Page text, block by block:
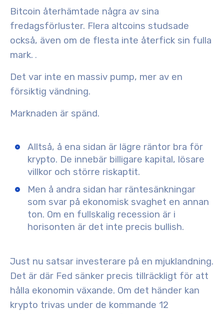
Bitcoin återhämtade några av sina
fredagsförluster. Flera altcoins studsade
också, även om de flesta inte återfick sin fulla
mark. .
Det var inte en massiv pump, mer av en
försiktig vändning.
Marknaden är spänd.
Alltså, å ena sidan är lägre räntor bra för
krypto. De innebär billigare kapital, lösare
villkor och större riskaptit.
Men å andra sidan har räntesänkningar
som svar på ekonomisk svaghet en annan
ton. Om en fullskalig recession är i
horisonten är det inte precis bullish.
Just nu satsar investerare på en mjuklandning.
Det är där Fed sänker precis tillräckligt för att
hålla ekonomin växande. Om det händer kan
krypto trivas under de kommande 12